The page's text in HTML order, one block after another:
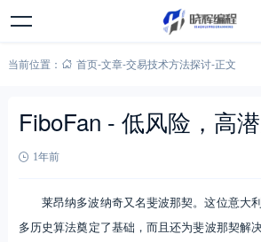
当前位置： 首页-文章-交易技术方法探讨-正文
FiboFan - 低风险，高
1年前
莱昂纳多波纳奇又名斐波那契。这位意大
多历史算法奠定了基础，而且还为斐波那契解